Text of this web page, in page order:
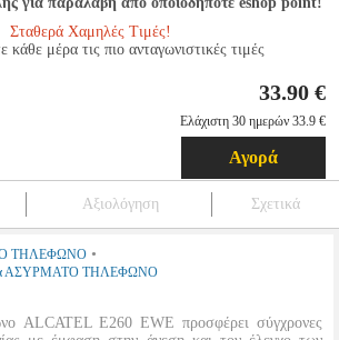
Σταθερά Χαμηλές Τιμές!
κάθε μέρα τις πιο ανταγωνιστικές τιμές
33.90 €
Ελάχιστη 30 ημερών 33.9 €
Αγορά
Αξιολόγηση Σχετικά
ΤΗΛΕΦΩΝΟ •
ΑΣΥΡΜΑΤΟ ΤΗΛΕΦΩΝΟ
ALCATEL E260 EWE προσφέρει σύγχρονες